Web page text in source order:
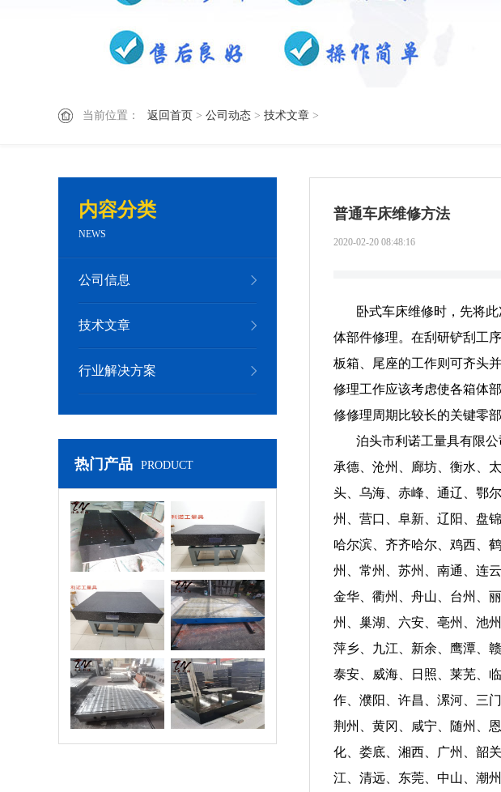
当前位置： 返回首页 > 公司动态 > 技术文章 >
内容分类
NEWS
公司信息
技术文章
行业解决方案
热门产品 PRODUCT
大理石实验平台
花岗石平台
普通车床维修方法
2020-02-20 08:48:16
卧式车床维修时，先将
体部件修理。在刮研铲刮工
板箱、尾座的工作则可齐头
修理工作应该考虑使各箱体
修修理周期比较长的关键零
泊头市利诺工量具有限
承德、沧州、廊坊、衡水、
头、乌海、赤峰、通辽、鄂
州、营口、阜新、辽阳、盘
哈尔滨、齐齐哈尔、鸡西、
州、常州、苏州、南通、连
金华、衢州、舟山、台州、
州、巢湖、六安、亳州、池
萍乡、九江、新余、鹰潭、
泰安、威海、日照、莱芜、
作、濮阳、许昌、漯河、三
荆州、黄冈、咸宁、随州、
化、娄底、湘西、广州、韶
江、清远、东莞、中山、潮